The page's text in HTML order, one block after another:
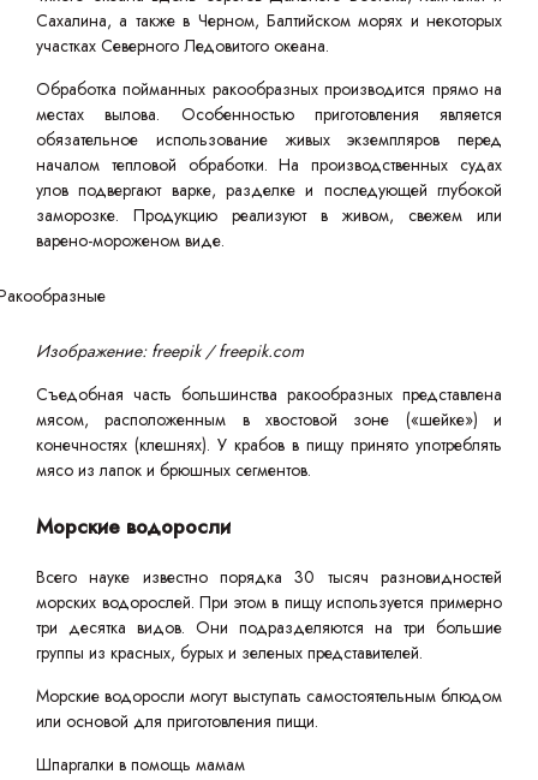
Сахалина, а также в Черном, Балтийском морях и некоторых
участках Северного Ледовитого океана.
Обработка пойманных ракообразных производится прямо на
местах вылова. Особенностью приготовления является
обязательное использование живых экземпляров перед
началом тепловой обработки. На производственных судах
улов подвергают варке, разделке и последующей глубокой
заморозке. Продукцию реализуют в живом, свежем или
варено-мороженом виде.
Изображение: freepik / freepik.com
Съедобная часть большинства ракообразных представлена
мясом, расположенным в хвостовой зоне («шейке») и
конечностях (клешнях). У крабов в пищу принято употреблять
мясо из лапок и брюшных сегментов.
Морские водоросли
Всего науке известно порядка 30 тысяч разновидностей
морских водорослей. При этом в пищу используется примерно
три десятка видов. Они подразделяются на три большие
группы из красных, бурых и зеленых представителей.
Морские водоросли могут выступать самостоятельным блюдом
или основой для приготовления пищи.
Шпаргалки в помощь мамам